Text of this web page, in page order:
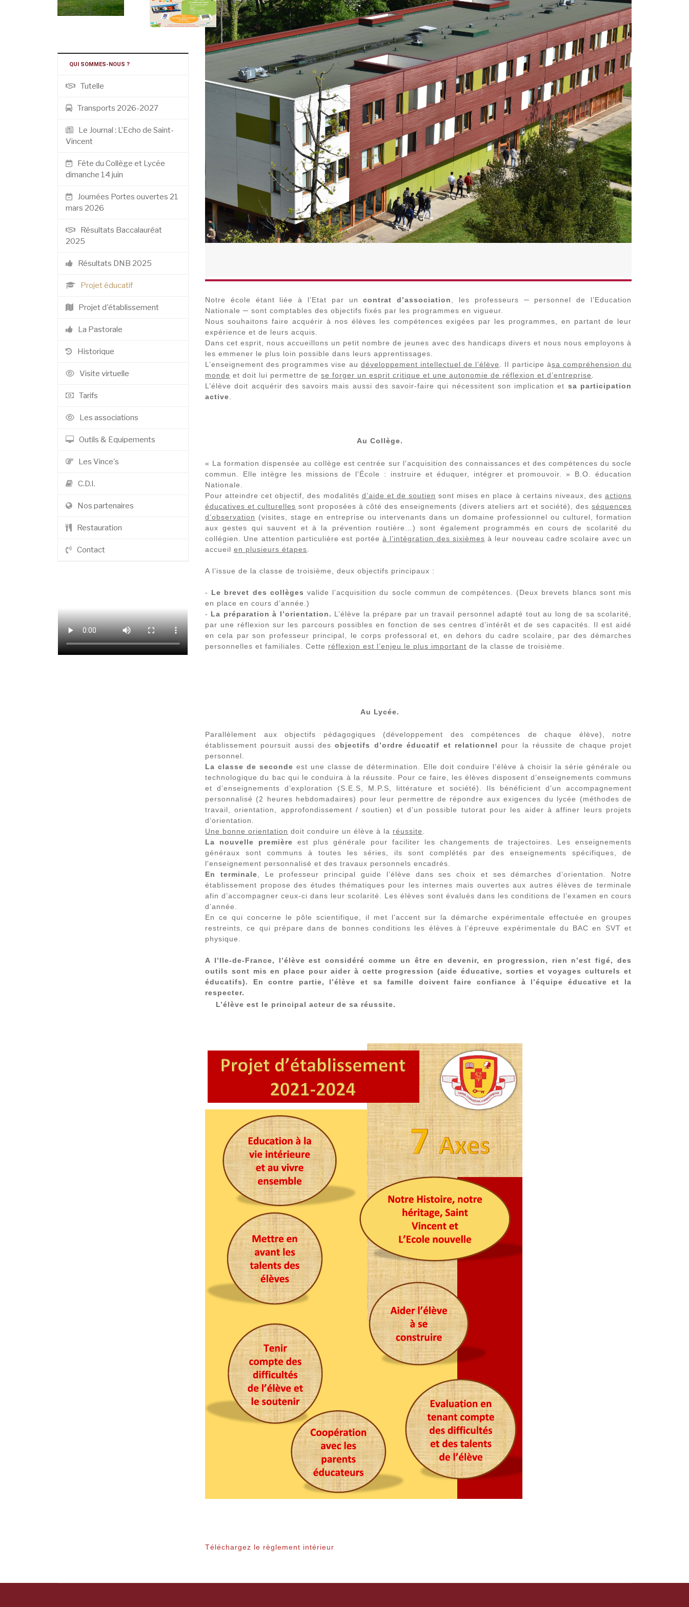
Notre école étant liée à l’Etat par un contrat d’association
, les professeurs ─ personnel de l’Education
Nationale ─ sont comptables des objectifs fixés par les programmes en vigueur.
Nous souhaitons faire acquérir à nos élèves les compétences exigées par les programmes, en partant de leur
expérience et de leurs acquis.
Dans cet esprit, nous accueillons un petit nombre de jeunes avec des handicaps divers et nous nous employons à
les emmener le plus loin possible dans leurs apprentissages.
L’enseignement des programmes vise au développement intellectuel de l’élève . Il participe àsa compréhension du
monde et doit lui permettre de se forger un esprit critique et une autonomie de réflexion et d’entreprise
L’élève doit acquérir des savoirs mais aussi des savoir-faire qui nécessitent son implication et sa participation
active
Au Collège.
« La formation dispensée au collège est centrée sur l'acquisition des connaissances et des compétences du socle
commun. Elle intègre les missions de l'École : instruire et éduquer, intégrer et promouvoir. » B.O. éducation
Nationale.
Pour atteindre cet objectif, des modalités d’aide et de soutien sont mises en place à certains niveaux, desactions
éducatives et culturelles sont proposées à côté des enseignements (divers ateliers art et société), desséquences
d’observation (visites, stage en entreprise ou intervenants dans un domaine professionnel ou culturel, formation
aux gestes qui sauvent et à la prévention routière…) sont également programmés en cours de scolarité du
collégien. Une attention particulière est portée à l’intégration des sixièmes à leur nouveau cadre scolaire avec un
accueil en plusieurs étapes
A l’issue de la classe de troisième, deux objectifs principaux :
- Le brevet des collèges valide l’acquisition du socle commun de compétences. (Deux brevets blancs sont mis
en place en cours d’année.)
- La préparation à l’orientation. L’élève la prépare par un travail personnel adapté tout au long de sa scolarité,
par une réflexion sur les parcours possibles en fonction de ses centres d’intérêt et de ses capacités. Il est aidé
en cela par son professeur principal, le corps professoral et, en dehors du cadre scolaire, par des démarches
personnelles et familiales. Cette réflexion est l’enjeu le plus important de la classe de troisième.
Au Lycée.
Parallèlement aux objectifs pédagogiques (développement des compétences de chaque élève), notre
établissement poursuit aussi desobjectifs d’ordre éducatif et relationnel pour la réussite de chaque projet
personnel.
La classe de seconde est une classe de détermination. Elle doit conduire l’élève à choisir la série générale ou
technologique du bac qui le conduira à la réussite. Pour ce faire, les élèves disposent d’enseignements communs
et d’enseignements d’exploration (S.E.S, M.P.S, littérature et société). Ils bénéficient d’un accompagnement
personnalisé (2 heures hebdomadaires) pour leur permettre de répondre aux exigences du lycée (méthodes de
travail, orientation, approfondissement / soutien) et d’un possible tutorat pour les aider à affiner leurs projets
d’orientation.
Une bonne orientation doit conduire un élève à la réussite
La nouvelle première est plus générale pour faciliter les changements de trajectoires. Les enseignements
généraux sont communs à toutes les séries, ils sont complétés par des enseignements spécifiques, de
l'enseignement personnalisé et des travaux personnels encadrés.
En terminale , Le professeur principal guide l’élève dans ses choix et ses démarches d’orientation. Notre
établissement propose des études thématiques pour les internes mais ouvertes aux autres élèves de terminale
afin d’accompagner ceux-ci dans leur scolarité. Les élèves sont évalués dans les conditions de l’examen en cours
d’année.
En ce qui concerne le pôle scientifique, il met l’accent sur la démarche expérimentale effectuée en groupes
restreints, ce qui prépare dans de bonnes conditions les élèves à l’épreuve expérimentale du BAC en SVT et
physique.
A l’Ile-de-France, l’élève est considéré comme un être en devenir, en progression, rien n’est figé, des
outils sont mis en place pour aider à cette progression (aide éducative, sorties et voyages culturels et
éducatifs). En contre partie, l’élève et sa famille doivent faire confiance à l’équipe éducative et la
respecter.
L’élève est le principal acteur de sa réussite.
Téléchargez le règlement intérieur
QUI SOMMES-NOUS ?
Tutelle
Transports 2026-2027
Le Journal : L’Echo de Saint-
Vincent
Fête du Collège et Lycée
dimanche 14 juin
Journées Portes ouvertes 21
mars 2026
Résultats Baccalauréat
2025
Résultats DNB 2025
Projet éducatif
Projet d'établissement
La Pastorale
Historique
Visite virtuelle
Tarifs
Les associations
Outils & Equipements
Les Vince's
C.D.I.
Nos partenaires
Restauration
Contact